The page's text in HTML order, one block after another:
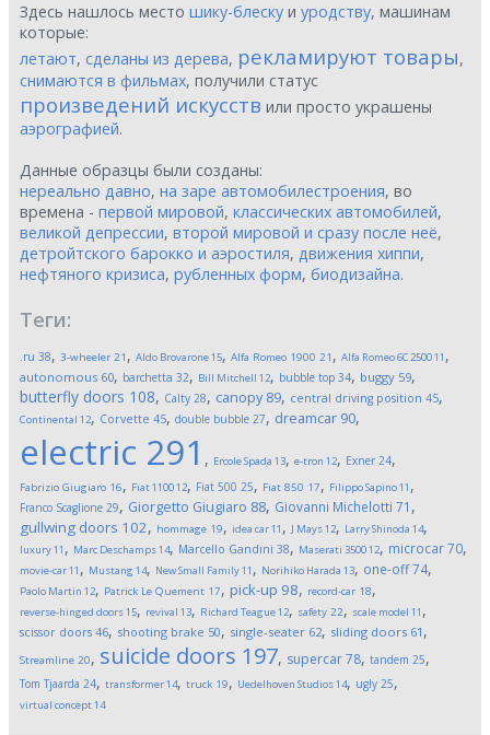
Здесь нашлось место шику-блеску и уродству, машинам
которые:
летают, сделаны из дерева, рекламируют товары,
снимаются в фильмах, получили статус
произведений искусств или просто украшены
аэрографией.
Данные образцы были созданы:
нереально давно, на заре автомобилестроения, во
времена - первой мировой, классических автомобилей,
великой депрессии, второй мировой и сразу после неё,
детройтского барокко и аэростиля, движения хиппи,
нефтяного кризиса, рубленных форм, биодизайна.
Теги:
.ru 38, 3-wheeler 21 , Aldo Brovarone15, Alfa Romeo 1900 21 , Alfa Romeo 6C 250011 ,
autonomous 60, barchetta 32, Bill Mitchell 12, bubble top 34, buggy 59,
butterfly doors 108, Calty 28, canopy 89, central driving position 45,
Continental 12, Corvette 45, double bubble 27, dreamcar 90,
electric 291 , Ercole Spada 13, e-tron 12, Exner 24,
Fabrizio Giugiaro 16, Fiat 110012, Fiat 500 25, Fiat 850 17, Filippo Sapino11 ,
Franco Scaglione 29, Giorgetto Giugiaro 88, Giovanni Michelotti 71 ,
gullwing doors 102, hommage 19, idea car11 , J Mays12, Larry Shinoda 14,
luxury11 , Marc Deschamps14, Marcello Gandini 38, Maserati 350012, microcar70,
movie-car11 , Mustang 14, New Small Family11 , Norihiko Harada 13, one-off74,
Paolo Martin 12, Patrick Le Quement 17, pick-up 98, record-car 18,
reverse-hinged doors15, revival 13, Richard Teague12, safety 22, scale model 11 ,
scissor doors 46, shooting brake 50, single-seater 62, sliding doors 61 ,
Streamline 20, suicide doors 197, supercar78, tandem 25,
Tom Tjaarda 24, transformer14, truck 19, Uedelhoven Studios14, ugly 25,
virtual concept14